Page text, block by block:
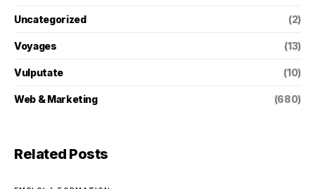
Uncategorized (2)
Voyages (13)
Vulputate (10)
Web & Marketing (680)
Related Posts